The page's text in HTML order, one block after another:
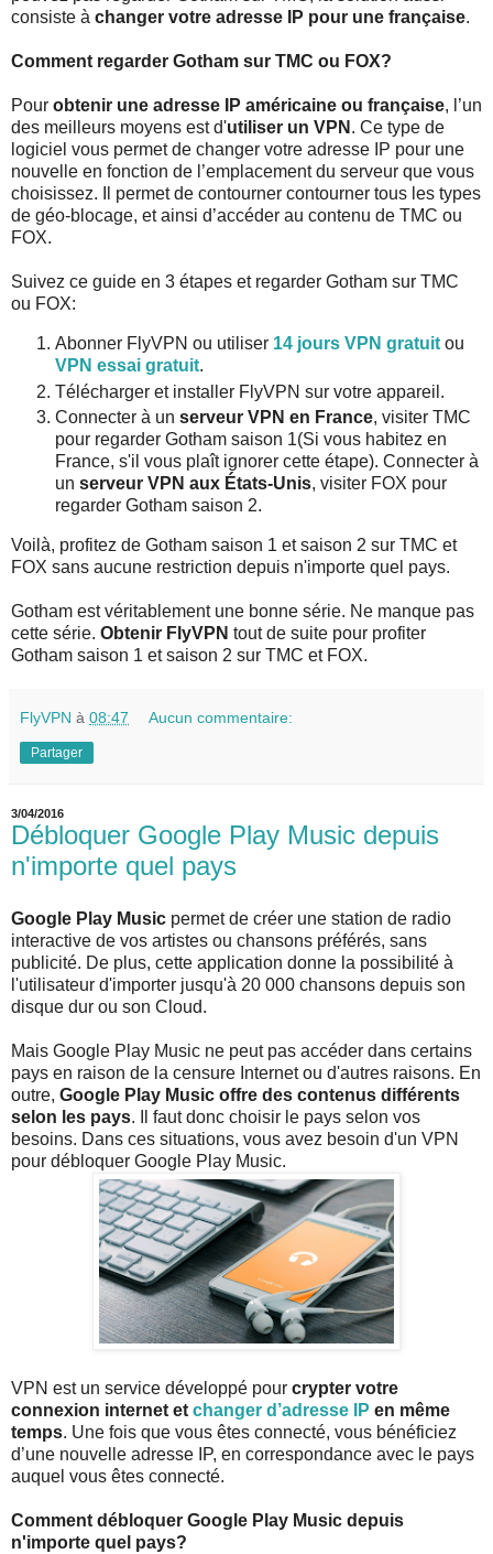
consiste à changer votre adresse IP pour une française.
Comment regarder Gotham sur TMC ou FOX?
Pour obtenir une adresse IP américaine ou française, l’un
des meilleurs moyens est d'utiliser un VPN . Ce type de
logiciel vous permet de changer votre adresse IP pour une
nouvelle en fonction de l’emplacement du serveur que vous
choisissez. Il permet de contourner contourner tous les types
de géo-blocage, et ainsi d’accéder au contenu de TMC ou
FOX.
Suivez ce guide en 3 étapes et regarder Gotham sur TMC
ou FOX:
Abonner FlyVPN ou utiliser 14 jours VPN gratuit ou
VPN essai gratuit.
Télécharger et installer FlyVPN sur votre appareil.
Connecter à un serveur VPN en France, visiter TMC
pour regarder Gotham saison 1(Si vous habitez en
France, s'il vous plaît ignorer cette étape). Connecter à
un serveur VPN aux États-Unis, visiter FOX pour
regarder Gotham saison 2.
Voilà, profitez de Gotham saison 1 et saison 2 sur TMC et
FOX sans aucune restriction depuis n'importe quel pays.
Gotham est véritablement une bonne série. Ne manque pas
cette série. Obtenir FlyVPN tout de suite pour profiter
Gotham saison 1 et saison 2 sur TMC et FOX.
FlyVPN à 08:47 Aucun commentaire:
Partager
3/04/2016
Débloquer Google Play Music depuis
n'importe quel pays
Google Play Music permet de créer une station de radio
interactive de vos artistes ou chansons préférés, sans
publicité. De plus, cette application donne la possibilité à
l'utilisateur d'importer jusqu'à 20 000 chansons depuis son
disque dur ou son Cloud.
Mais Google Play Music ne peut pas accéder dans certains
pays en raison de la censure Internet ou d'autres raisons. En
outre, Google Play Music offre des contenus différents
selon les pays. Il faut donc choisir le pays selon vos
besoins. Dans ces situations, vous avez besoin d'un VPN
pour débloquer Google Play Music.
VPN est un service développé pour crypter votre
connexion internet et changer d’adresse IP en même
temps. Une fois que vous êtes connecté, vous bénéficiez
d’une nouvelle adresse IP, en correspondance avec le pays
auquel vous êtes connecté.
Comment débloquer Google Play Music depuis
n'importe quel pays?